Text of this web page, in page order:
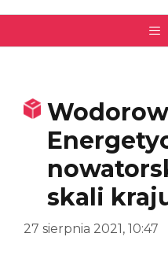
skali
27 sierpnia 2021, 10:47